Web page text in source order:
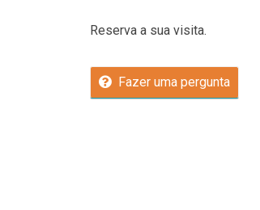
Reserva a sua visita.
Fazer uma pergunta